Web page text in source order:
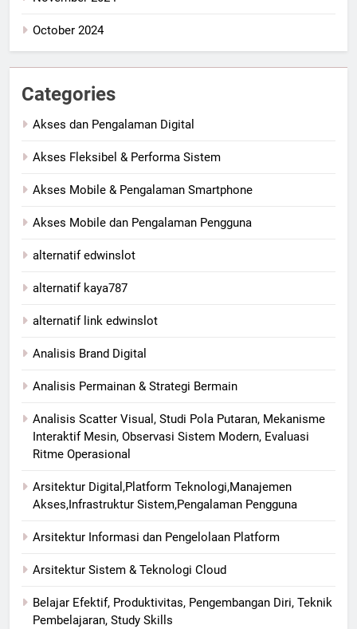
October 2024
Categories
Akses dan Pengalaman Digital
Akses Fleksibel & Performa Sistem
Akses Mobile & Pengalaman Smartphone
Akses Mobile dan Pengalaman Pengguna
alternatif edwinslot
alternatif kaya787
alternatif link edwinslot
Analisis Brand Digital
Analisis Permainan & Strategi Bermain
Analisis Scatter Visual, Studi Pola Putaran, Mekanisme
Interaktif Mesin, Observasi Sistem Modern, Evaluasi
Ritme Operasional
Arsitektur Digital,Platform Teknologi,Manajemen
Akses,Infrastruktur Sistem,Pengalaman Pengguna
Arsitektur Informasi dan Pengelolaan Platform
Arsitektur Sistem & Teknologi Cloud
Belajar Efektif, Produktivitas, Pengembangan Diri, Teknik
Pembelajaran, Study Skills